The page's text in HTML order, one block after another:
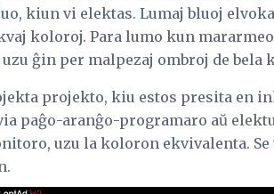
kiun vi elektas. Lumaj bluoj
koloroj. Para lumo kun
ĝin per malpezaj ombroj de bela
projekto, kiu estos presita en
paĝo-aranĝo-programaro aŭ
uzu la koloron ekvivalenta. Se